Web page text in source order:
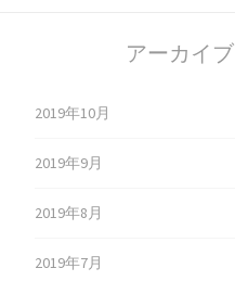
アーカイブ
2019年10月
2019年9月
2019年8月
2019年7月